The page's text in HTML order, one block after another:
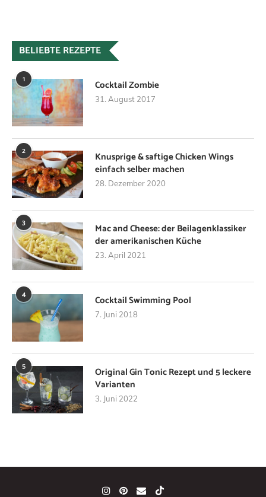
BELIEBTE REZEPTE
1 Cocktail Zombie
31. August 2017
2
Knusprige & saftige Chicken Wings
einfach selber machen
28. Dezember 2020
3
Mac and Cheese: der Beilagenklassiker
der amerikanischen Küche
23. April 2021
4 Cocktail Swimming Pool
7. Juni 2018
5
Original Gin Tonic Rezept und 5 leckere
Varianten
3. Juni 2022